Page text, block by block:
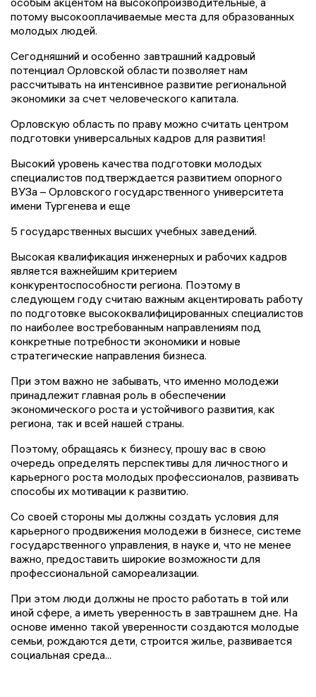
потому высокооплачиваемые места для образованных
молодых людей.
Сегодняшний и особенно завтрашний кадровый
потенциал Орловской области позволяет нам
рассчитывать на интенсивное развитие региональной
экономики за счет человеческого капитала.
Орловскую область по праву можно считать центром
подготовки универсальных кадров для развития!
Высокий уровень качества подготовки молодых
специалистов подтверждается развитием опорного
ВУЗа – Орловского государственного университета
имени Тургенева и еще
5 государственных высших учебных заведений.
Высокая квалификация инженерных и рабочих кадров
является важнейшим критерием
конкурентоспособности региона. Поэтому в
следующем году считаю важным акцентировать работу
по подготовке высококвалифицированных специалистов
по наиболее востребованным направлениям под
конкретные потребности экономики и новые
стратегические направления бизнеса.
При этом важно не забывать, что именно молодежи
принадлежит главная роль в обеспечении
экономического роста и устойчивого развития, как
региона, так и всей нашей страны.
Поэтому, обращаясь к бизнесу, прошу вас в свою
очередь определять перспективы для личностного и
карьерного роста молодых профессионалов, развивать
способы их мотивации к развитию.
Со своей стороны мы должны создать условия для
карьерного продвижения молодежи в бизнесе, системе
государственного управления, в науке и, что не менее
важно, предоставить широкие возможности для
профессиональной самореализации.
При этом люди должны не просто работать в той или
иной сфере, а иметь уверенность в завтрашнем дне. На
основе именно такой уверенности создаются молодые
семьи, рождаются дети, строится жилье, развивается
социальная среда...